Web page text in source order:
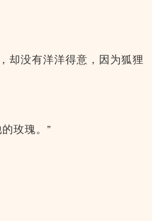
却没有洋洋得意，因为狐狸
玫瑰。”